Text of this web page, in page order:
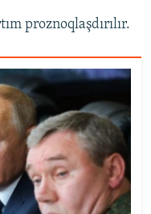
proznoqlaşdırılır.